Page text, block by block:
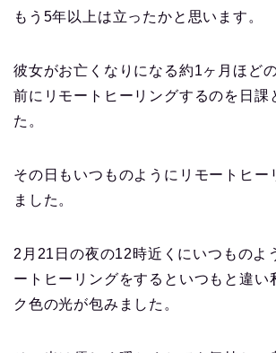
もう5年以上は立ったかと思います。
彼女がお亡くなりになる約1ヶ月ほど
前にリモートヒーリングするのを日課
た。
その日もいつものようにリモートヒー
ました。
2月21日の夜の12時近くにいつものよ
ートヒーリングをするといつもと違い
ク色の光が包みました。